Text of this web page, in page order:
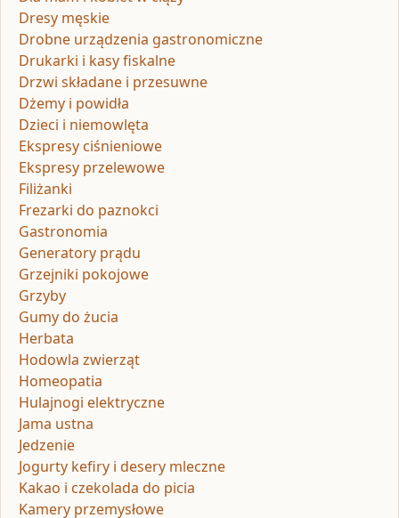
Dresy męskie
Drobne urządzenia gastronomiczne
Drukarki i kasy fiskalne
Drzwi składane i przesuwne
Dżemy i powidła
Dzieci i niemowlęta
Ekspresy ciśnieniowe
Ekspresy przelewowe
Filiżanki
Frezarki do paznokci
Gastronomia
Generatory prądu
Grzejniki pokojowe
Grzyby
Gumy do żucia
Herbata
Hodowla zwierząt
Homeopatia
Hulajnogi elektryczne
Jama ustna
Jedzenie
Jogurty kefiry i desery mleczne
Kakao i czekolada do picia
Kamery przemysłowe